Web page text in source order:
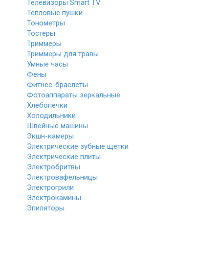
Телевизоры Smart TV
Тепловые пушки
Тонометры
Тостеры
Триммеры
Триммеры для травы
Умные часы
Фены
Фитнес-браслеты
Фотоаппараты зеркальные
Хлебопечки
Холодильники
Швейные машины
Экшн-камеры
Электрические зубные щетки
Электрические плиты
Электробритвы
Электровафельницы
Электрогрили
Электрокамины
Эпиляторы